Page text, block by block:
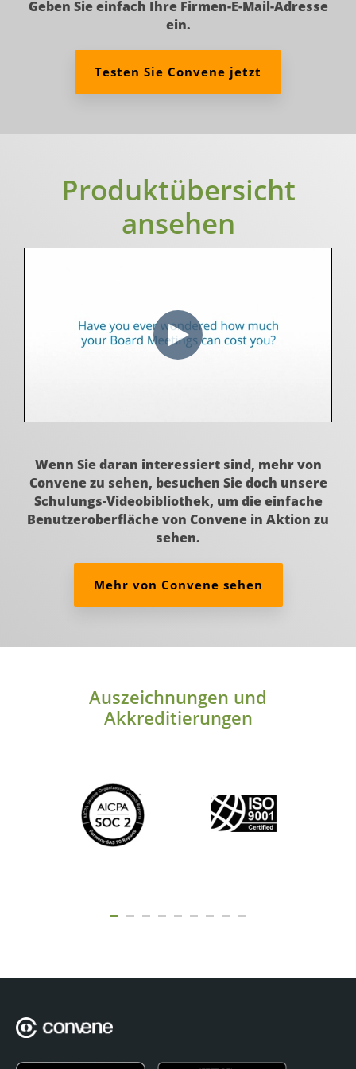
Geben Sie einfach Ihre Firmen-E-Mail-Adresse
ein.
Testen Sie Convene jetzt
Produktübersicht
ansehen
Wenn Sie daran interessiert sind, mehr von
Convene zu sehen, besuchen Sie doch unsere
Schulungs-Videobibliothek, um die einfache
Benutzeroberfläche von Convene in Aktion zu
sehen.
Mehr von Convene sehen
Auszeichnungen und
Akkreditierungen